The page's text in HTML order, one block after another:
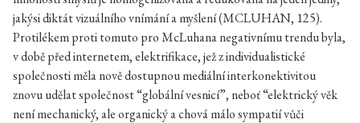
jakýsi diktát vizuálního vnímání a myšlení (MCLUHAN, 125).
Protilékem proti tomuto pro McLuhana negativnímu trendu byla,
v době před internetem, elektrifikace, jež z individualistické
společnosti měla nově dostupnou mediální interkonektivitou
znovu udělat společnost “globální vesnicí”, neboť “elektrický věk
není mechanický, ale organický a chová málo sympatií vůči